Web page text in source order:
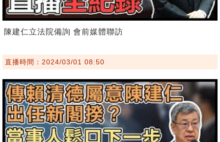
陳建仁立法院備詢 會前媒體聯訪
直播時間：2024/03/01 08:50